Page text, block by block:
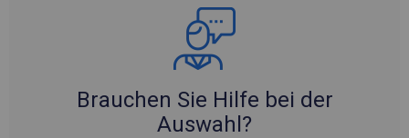
Brauchen Sie Hilfe bei der
Auswahl?